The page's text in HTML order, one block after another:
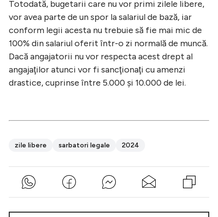
Totodată, bugetarii care nu vor primi zilele libere,
vor avea parte de un spor la salariul de bază, iar
conform legii acesta nu trebuie să fie mai mic de
100% din salariul oferit într-o zi normală de muncă.
Dacă angajatorii nu vor respecta acest drept al
angajaţilor atunci vor fi sancţionaţi cu amenzi
drastice, cuprinse între 5.000 şi 10.000 de lei.
zile libere sarbatori legale 2024